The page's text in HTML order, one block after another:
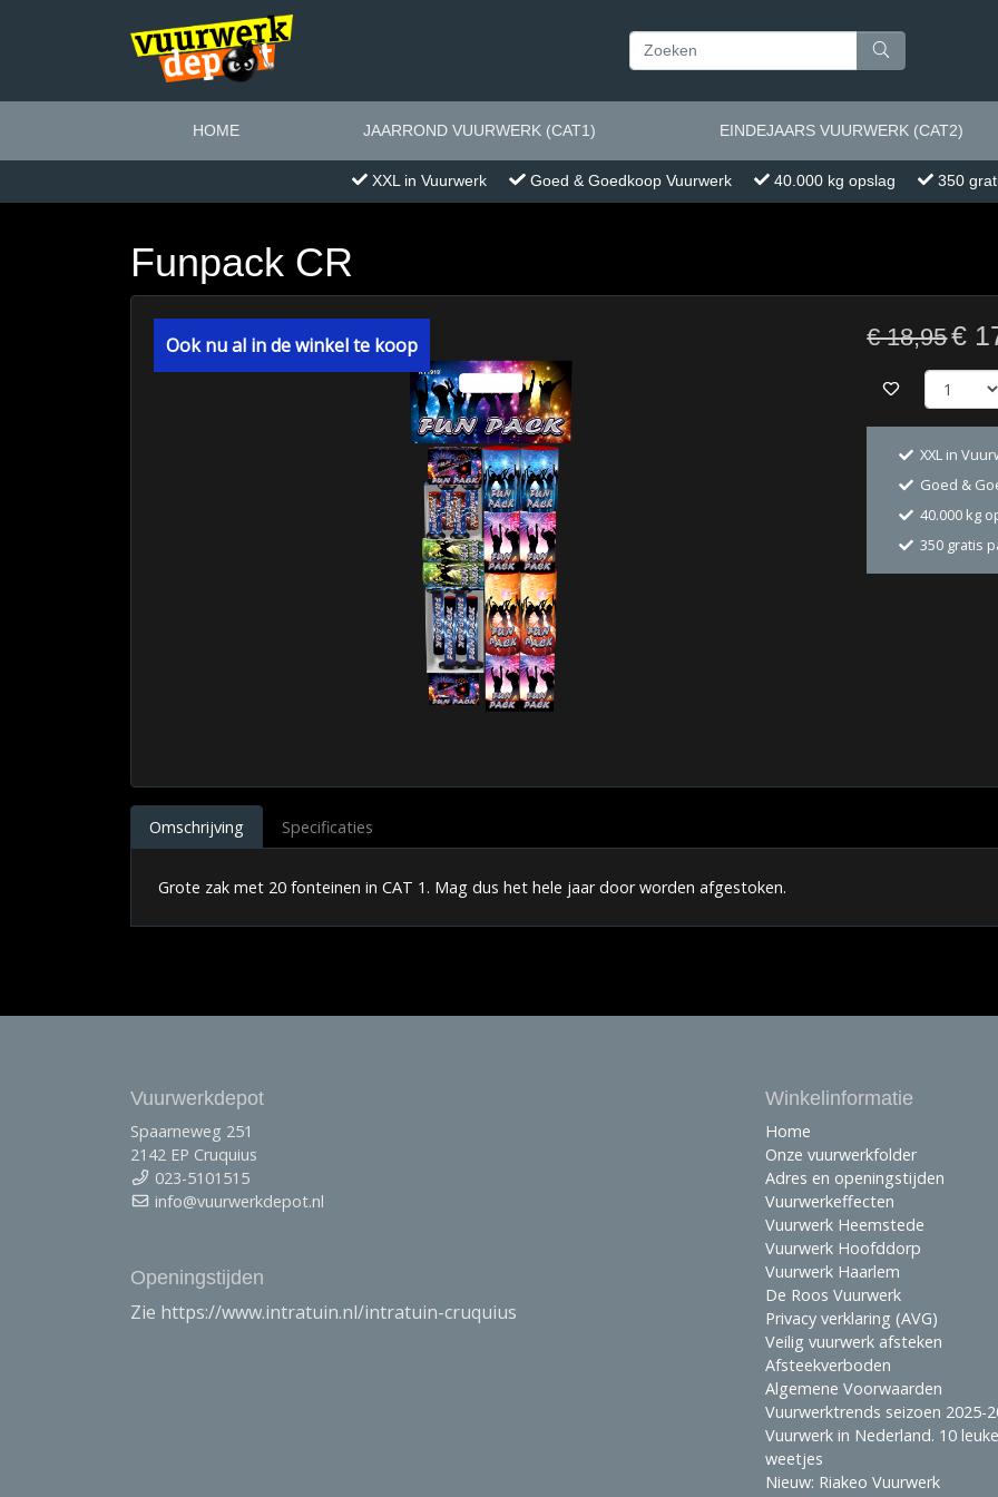
HOME JAARROND VUURWERK (CAT1) EINDEJAARS VUURWERK (CAT2)
XXL in Vuurwerk Goed & Goedkoop Vuurwerk 40.000 kg opslag 350
Funpack CR
Ook nu al in de winkel te koop € 18,95€
XXL in
Goed &
40.000 kg
350 gratis
Omschrijving Specificaties
Grote zak met 20 fonteinen in CAT 1. Mag dus het hele jaar door worden afgestoken.
Vuurwerkdepot
Spaarneweg 251
2142 EP Cruquius
023-5101515
info@vuurwerkdepot.nl
Openingstijden
Zie https://www.intratuin.nl/intratuin-cruquius
Winkelinformatie
Home
Onze vuurwerkfolder
Adres en openingstijden
Vuurwerkeffecten
Vuurwerk Heemstede
Vuurwerk Hoofddorp
Vuurwerk Haarlem
De Roos Vuurwerk
Privacy verklaring (AVG)
Veilig vuurwerk afsteken
Afsteekverboden
Algemene Voorwaarden
Vuurwerktrends seizoen 2025-
Vuurwerk in Nederland. 10 leuke
weetjes
Nieuw: Riakeo Vuurwerk